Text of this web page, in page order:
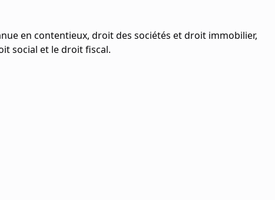
en contentieux, droit des sociétés et droit immobilier,
social et le droit fiscal.